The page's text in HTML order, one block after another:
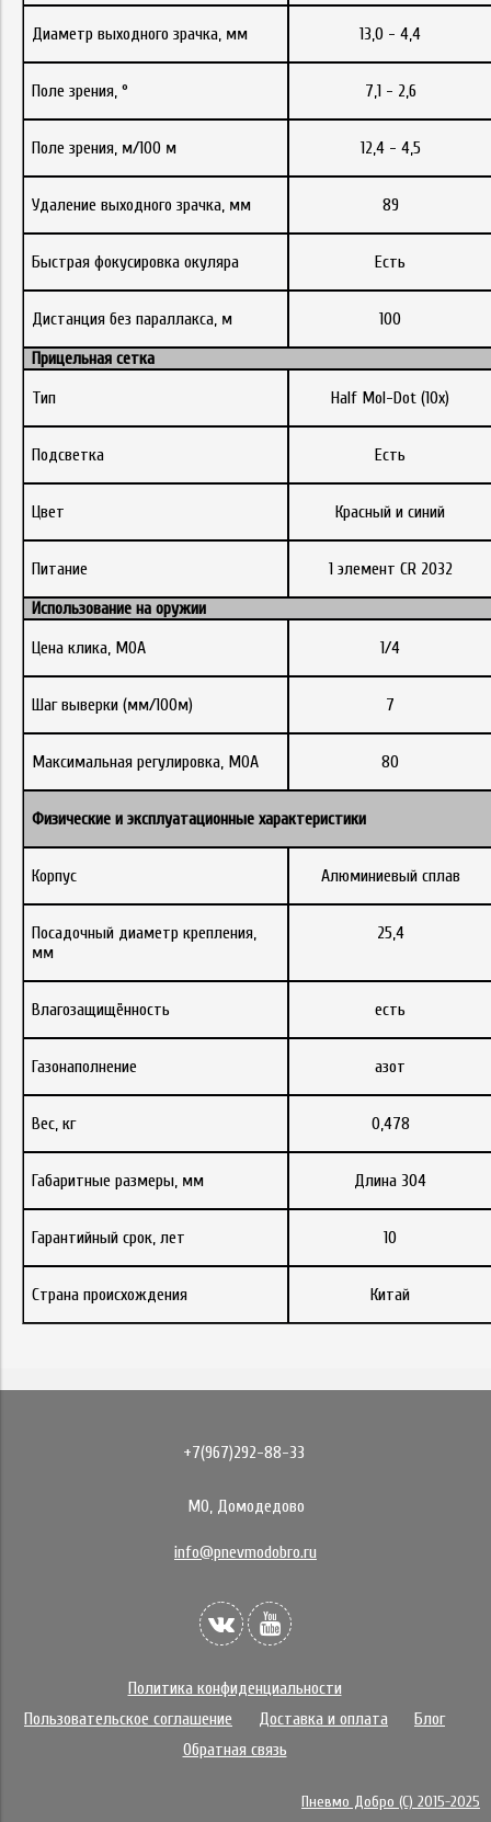
Диаметр выходного зрачка, мм 13,0 - 4,4
Поле зрения, ° 7,1 - 2,6
Поле зрения, м/100 м 12,4 - 4,5
Удаление выходного зрачка, мм 89
Быстрая фокусировка окуляра Есть
Дистанция без параллакса, м
100
Прицельная сетка
Тип
Half Mol-Dot (10x)
Подсветка Есть
Цвет Красный и синий
Питание
1 элемент CR 2032
Использование на оружии
Цена клика, МОА
1/4
Шаг выверки (мм/100м) 7
Максимальная регулировка, MOA 80
Физические и эксплуатационные характеристики
Корпус Алюминиевый сплав
Посадочный диаметр крепления,
мм
25,4
Влагозащищённость есть
Газонаполнение азот
Вес, кг 0,478
Габаритные размеры, мм Длина 304
Гарантийный срок, лет 10
Страна происхождения Китай
+7(967)292-88-33
МО, Домодедово
info@pnevmodobro.ru
Политика конфиденциальности
Пользовательское соглашение
Доставка и оплата
Блог
Обратная связь
Пневмо Добро (С) 2015-2025